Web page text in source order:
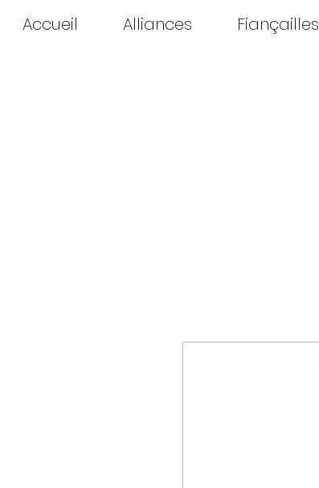
Accueil Alliances Fiançailles